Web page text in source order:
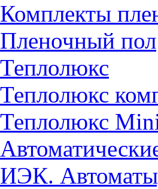
Комплекты
Пленочный пол
Теплолюкс
Теплолюкс
Теплолюкс
ИЭК.